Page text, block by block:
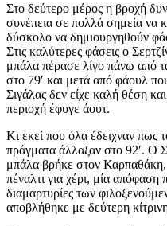
Στο δεύτερο μέρος η βροχή
συνέπεια σε πολλά σημεία να
δύσκολο να δημιουργηθούν
Στις καλύτερες φάσεις ο
μπάλα πέρασε λίγο πάνω από
στο 79′ και μετά από φάουλ
Σιγάλας δεν είχε καλή θέση
περιοχή έφυγε άουτ.
Κι εκεί που όλα έδειχναν πως
πράγματα άλλαξαν στο 92′. Ο
μπάλα βρήκε στον Καρπαθάκη,
πέναλτι για χέρι, μία απόφαση
διαμαρτυρίες των
αποβλήθηκε με δεύτερη